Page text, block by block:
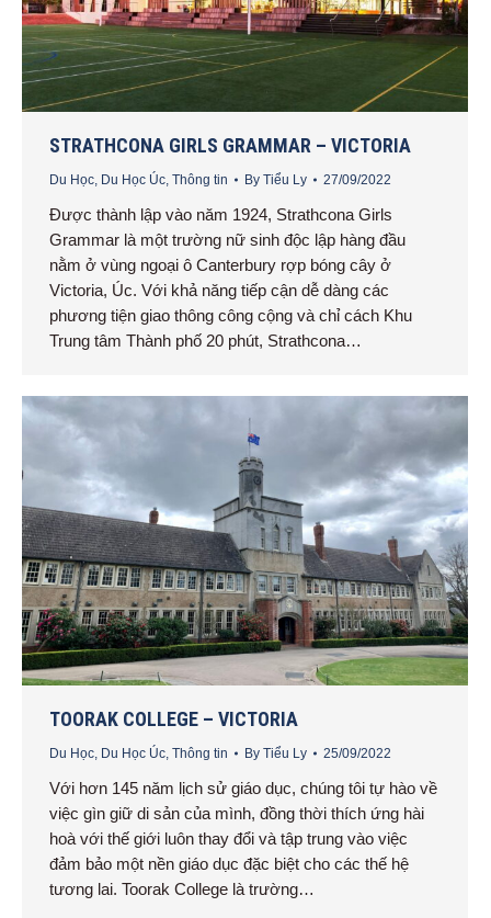
STRATHCONA GIRLS GRAMMAR – VICTORIA
Du Học, Du Học Úc, Thông tin By Tiểu Ly 27/09/2022
Được thành lập vào năm 1924, Strathcona Girls
Grammar là một trường nữ sinh độc lập hàng đầu
nằm ở vùng ngoại ô Canterbury rợp bóng cây ở
Victoria, Úc. Với khả năng tiếp cận dễ dàng các
phương tiện giao thông công cộng và chỉ cách Khu
Trung tâm Thành phố 20 phút, Strathcona…
TOORAK COLLEGE – VICTORIA
Du Học, Du Học Úc, Thông tin By Tiểu Ly 25/09/2022
Với hơn 145 năm lịch sử giáo dục, chúng tôi tự hào về
việc gìn giữ di sản của mình, đồng thời thích ứng hài
hoà với thế giới luôn thay đổi và tập trung vào việc
đảm bảo một nền giáo dục đặc biệt cho các thế hệ
tương lai. Toorak College là trường…